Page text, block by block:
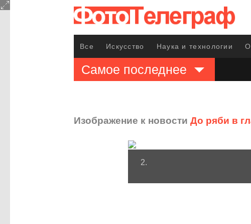
Все Искусство Наука и технологии
Самое последнее
Изображение к новости До ряби в
2.